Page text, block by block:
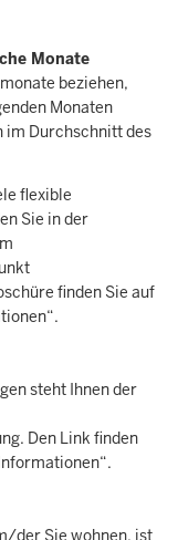
Monate
beziehen,
Monaten
im Durchschnitt des
flexible
Sie in der
finden Sie auf
steht Ihnen der
Den Link finden
der Sie wohnen, ist